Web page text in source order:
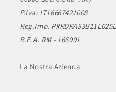
P.Iva: IT16667421008
Reg.Imp. PRRDRA83B11L025L
R.E.A. RM - 166991
La Nostra Azienda